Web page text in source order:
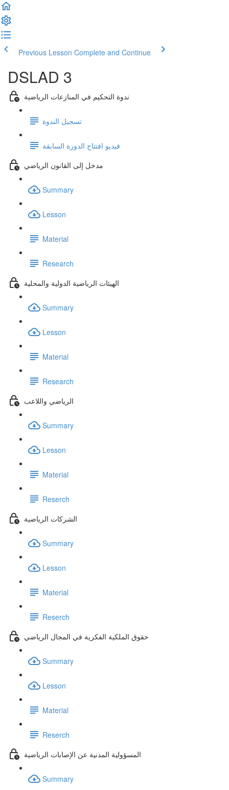
Previous Lesson Complete and Continue
DSLAD 3
ندوة التحكيم في المنازعات الرياضية
تسجيل الندوة
فيديو افتتاح الدورة السابقة
مدخل إلى القانون الرياضي
Summary
Lesson
Material
Research
الهيئات الرياضية الدولية والمحلية
Summary
Lesson
Material
Research
الرياضي واللاعب
Summary
Lesson
Material
Reserch
الشركات الرياضية
Summary
Lesson
Material
Reserch
حقوق الملكية الفكرية في المجال الرياضي
Summary
Lesson
Material
Reserch
المسؤولية المدنية عن الإصابات الرياضية
Summary